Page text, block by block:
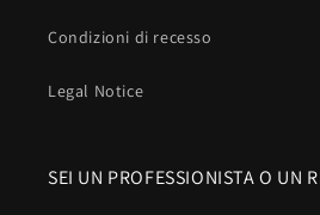
Condizioni di recesso
Legal Notice
SEI UN PROFESSIONISTA O UN